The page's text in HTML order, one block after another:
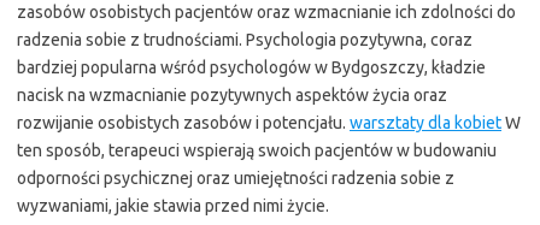
zasobów osobistych pacjentów oraz wzmacnianie ich zdolności do
radzenia sobie z trudnościami. Psychologia pozytywna, coraz
bardziej popularna wśród psychologów w Bydgoszczy, kładzie
nacisk na wzmacnianie pozytywnych aspektów życia oraz
rozwijanie osobistych zasobów i potencjału. warsztaty dla kobietW
ten sposób, terapeuci wspierają swoich pacjentów w budowaniu
odporności psychicznej oraz umiejętności radzenia sobie z
wyzwaniami, jakie stawia przed nimi życie.